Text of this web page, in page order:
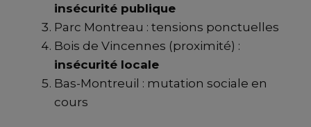
insécurité publique
Parc Montreau : tensions ponctuelles
Bois de Vincennes (proximité) :
insécurité locale
Bas-Montreuil : mutation sociale en
cours